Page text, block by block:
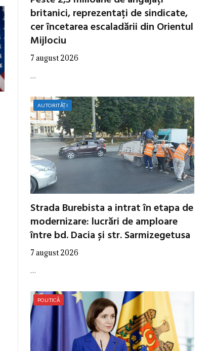
britanici, reprezentați de sindicate,
cer încetarea escaladării din Orientul
Mijlociu
7 august 2026
…
AUTORITĂȚI
Strada Burebista a intrat în etapa de
modernizare: lucrări de amploare
între bd. Dacia și str. Sarmizegetusa
7 august 2026
…
POLITICĂ